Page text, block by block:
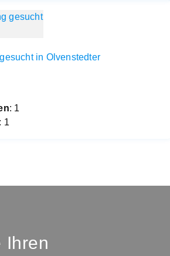
in Olvenstedter
: 1
: 1
Ihren